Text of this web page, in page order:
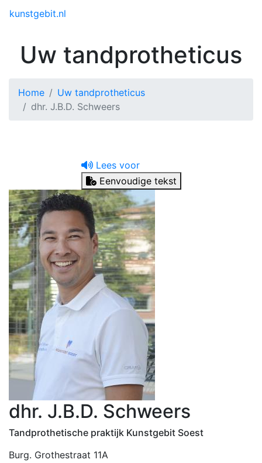
kunstgebit.nl
Uw tandprotheticus
Home
Uw tandprotheticus
dhr. J.B.D. Schweers
Lees voor
Eenvoudige tekst
dhr. J.B.D. Schweers
Tandprothetische praktijk Kunstgebit Soest
Burg. Grothestraat 11A